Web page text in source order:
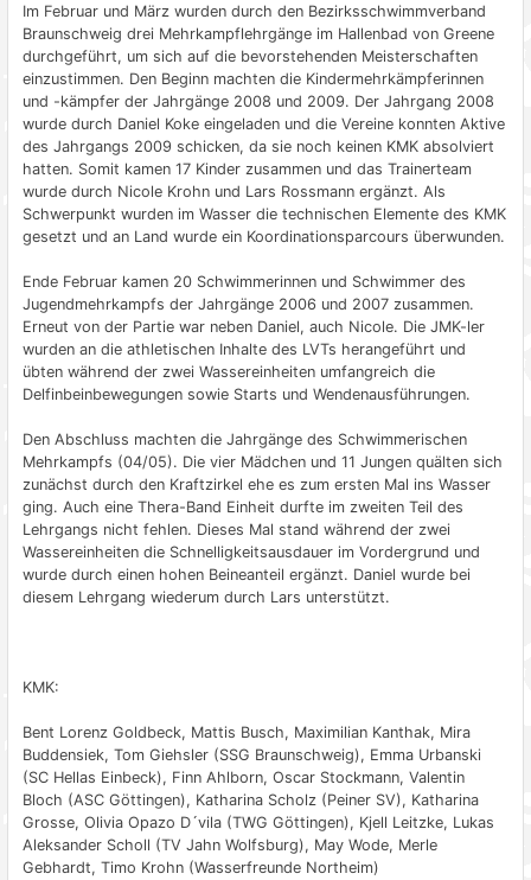
Im Februar und März wurden durch den Bezirksschwimmverband
Braunschweig drei Mehrkampflehrgänge im Hallenbad von Greene
durchgeführt, um sich auf die bevorstehenden Meisterschaften
einzustimmen. Den Beginn machten die Kindermehrkämpferinnen
und -kämpfer der Jahrgänge 2008 und 2009. Der Jahrgang 2008
wurde durch Daniel Koke eingeladen und die Vereine konnten Aktive
des Jahrgangs 2009 schicken, da sie noch keinen KMK absolviert
hatten. Somit kamen 17 Kinder zusammen und das Trainerteam
wurde durch Nicole Krohn und Lars Rossmann ergänzt. Als
Schwerpunkt wurden im Wasser die technischen Elemente des KMK
gesetzt und an Land wurde ein Koordinationsparcours überwunden.
Ende Februar kamen 20 Schwimmerinnen und Schwimmer des
Jugendmehrkampfs der Jahrgänge 2006 und 2007 zusammen.
Erneut von der Partie war neben Daniel, auch Nicole. Die JMK-ler
wurden an die athletischen Inhalte des LVTs herangeführt und
übten während der zwei Wassereinheiten umfangreich die
Delfinbeinbewegungen sowie Starts und Wendenausführungen.
Den Abschluss machten die Jahrgänge des Schwimmerischen
Mehrkampfs (04/05). Die vier Mädchen und 11 Jungen quälten sich
zunächst durch den Kraftzirkel ehe es zum ersten Mal ins Wasser
ging. Auch eine Thera-Band Einheit durfte im zweiten Teil des
Lehrgangs nicht fehlen. Dieses Mal stand während der zwei
Wassereinheiten die Schnelligkeitsausdauer im Vordergrund und
wurde durch einen hohen Beineanteil ergänzt. Daniel wurde bei
diesem Lehrgang wiederum durch Lars unterstützt.
KMK:
Bent Lorenz Goldbeck, Mattis Busch, Maximilian Kanthak, Mira
Buddensiek, Tom Giehsler (SSG Braunschweig), Emma Urbanski
(SC Hellas Einbeck), Finn Ahlborn, Oscar Stockmann, Valentin
Bloch (ASC Göttingen), Katharina Scholz (Peiner SV), Katharina
Grosse, Olivia Opazo D´vila (TWG Göttingen), Kjell Leitzke, Lukas
Aleksander Scholl (TV Jahn Wolfsburg), May Wode, Merle
Gebhardt, Timo Krohn (Wasserfreunde Northeim)